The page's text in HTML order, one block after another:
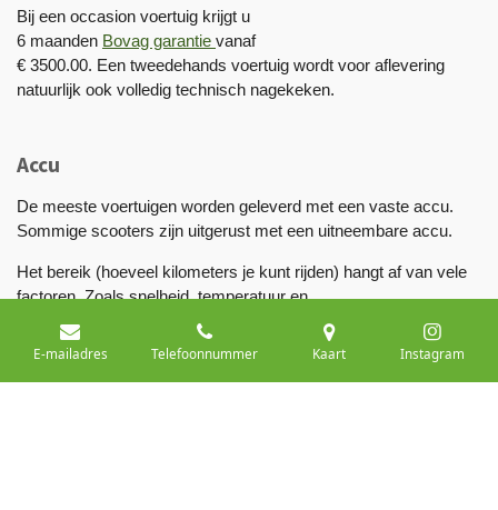
Bij een occasion voertuig krijgt u
6 maanden Bovag garantie vanaf
€ 3500.00. Een tweedehands voertuig wordt voor aflevering
natuurlijk ook volledig technisch nagekeken.
Accu
De meeste voertuigen worden geleverd met een vaste accu.
Sommige scooters zijn uitgerust met een uitneembare accu.
Het bereik (hoeveel kilometers je kunt rijden) hangt af van vele
factoren. Zoals snelheid, temperatuur en
weersomstandigheden.
Laden gaat via het normale stopcontact en optioneel via een
laadpaal.Kies het voertuig dat past bij jouw levensstijl en
E-mailadres Telefoonnummer Kaart Instagram